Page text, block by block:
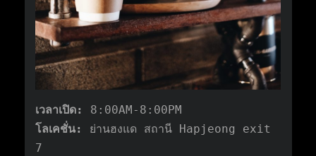
เวลาเปิด: 8:00AM-8:00PM
โลเคชั่น:
ย่านฮงแด สถานี Hapjeong exit
7